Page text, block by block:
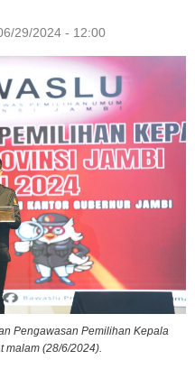
29/2024 - 12:00
Pengawasan Pemilihan Kepala
malam (28/6/2024).